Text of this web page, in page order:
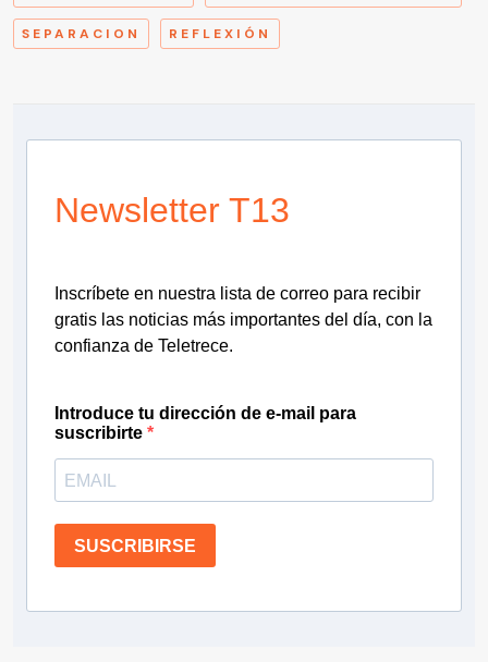
SEPARACION REFLEXIÓN
Newsletter T13
Inscríbete en nuestra lista de correo para recibir
gratis las noticias más importantes del día, con la
confianza de Teletrece.
Introduce tu dirección de e-mail para
suscribirte
SUSCRIBIRSE